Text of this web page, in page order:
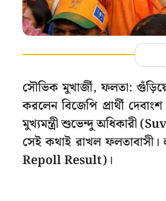
সৌভিক মুখার্জী, ফলতা:
করলেন বিজেপি প্রার্থী
মুখ্যমন্ত্রী শুভেন্দু অধিকারী
সেই কথাই রাখল
Repoll Result)।